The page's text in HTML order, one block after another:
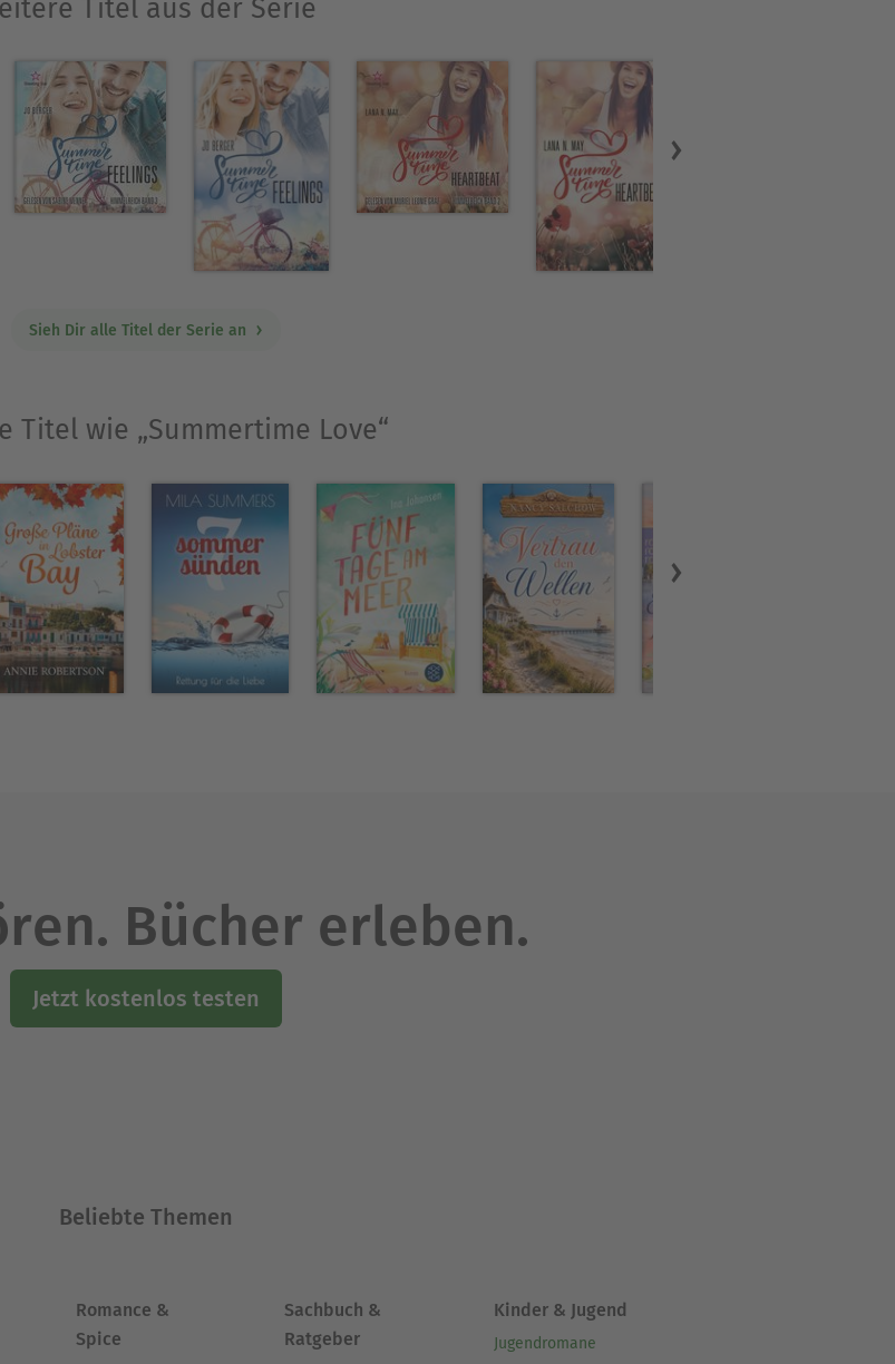
Titel aus der Serie
Sieh Dir alle Titel der Serie an
Titel wie „Summertime Love“
Bücher erleben.
Jetzt kostenlos testen
Beliebte Themen
Romance &
Spice
Sachbuch &
Ratgeber
Kinder & Jugend
Jugendromane